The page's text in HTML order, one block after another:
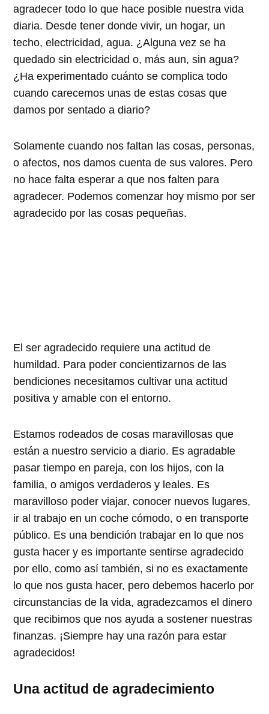
agradecer todo lo que hace posible nuestra vida
diaria. Desde tener donde vivir, un hogar, un
techo, electricidad, agua. ¿Alguna vez se ha
quedado sin electricidad o, más aun, sin agua?
¿Ha experimentado cuánto se complica todo
cuando carecemos unas de estas cosas que
damos por sentado a diario?
Solamente cuando nos faltan las cosas, personas,
o afectos, nos damos cuenta de sus valores. Pero
no hace falta esperar a que nos falten para
agradecer. Podemos comenzar hoy mismo por ser
agradecido por las cosas pequeñas.
El ser agradecido requiere una actitud de
humildad. Para poder concientizarnos de las
bendiciones necesitamos cultivar una actitud
positiva y amable con el entorno.
Estamos rodeados de cosas maravillosas que
están a nuestro servicio a diario. Es agradable
pasar tiempo en pareja, con los hijos, con la
familia, o amigos verdaderos y leales. Es
maravilloso poder viajar, conocer nuevos lugares,
ir al trabajo en un coche cómodo, o en transporte
público. Es una bendición trabajar en lo que nos
gusta hacer y es importante sentirse agradecido
por ello, como así también, si no es exactamente
lo que nos gusta hacer, pero debemos hacerlo por
circunstancias de la vida, agradezcamos el dinero
que recibimos que nos ayuda a sostener nuestras
finanzas. ¡Siempre hay una razón para estar
agradecidos!
Una actitud de agradecimiento